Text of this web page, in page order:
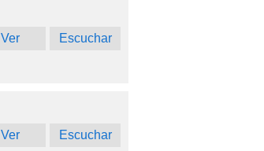
Ver Escuchar
Ver Escuchar